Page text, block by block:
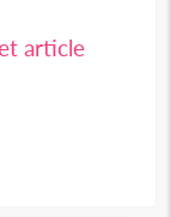
article